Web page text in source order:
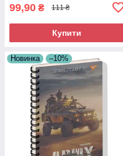
99,90 ₴ 111 ₴
Купити
Новинка –10%